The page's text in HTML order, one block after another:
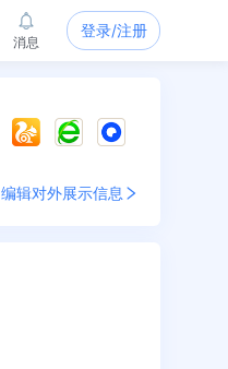
消息
登录/注册
编辑对外展示信息